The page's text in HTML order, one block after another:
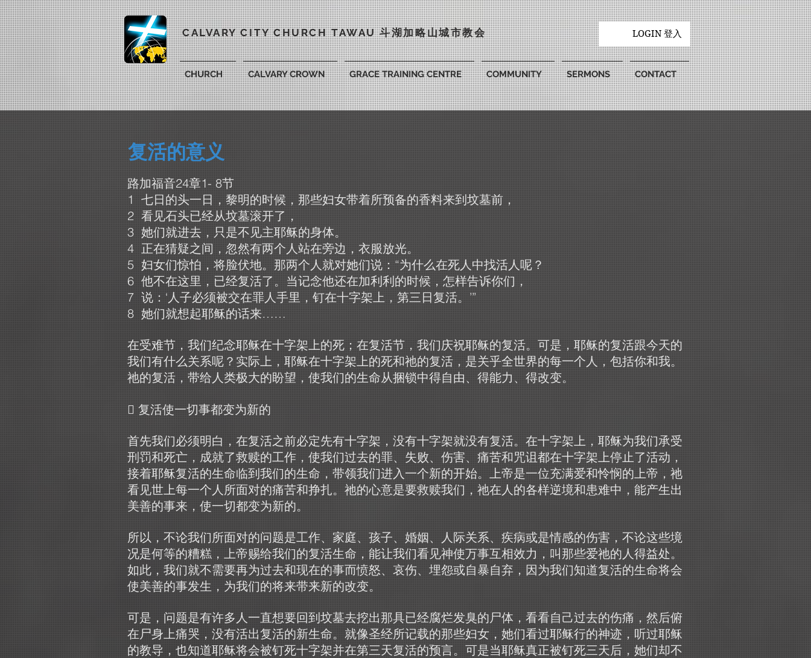
CALVARY CITY CHURCH TAWAU 斗湖加略山城市教会 LOGIN 登入
CHURCH CALVARY CROWN GRACE TRAINING CENTRE COMMUNITY SERMONS CONTACT
复活的意义
路加福音24章1- 8节
1 七日的头一日，黎明的时候，那些妇女带着所预备的香料来到坟墓前，
2 看见石头已经从坟墓滚开了，
3 她们就进去，只是不见主耶稣的身体。
4 正在猜疑之间，忽然有两个人站在旁边，衣服放光。
5 妇女们惊怕，将脸伏地。那两个人就对她们说：“为什么在死人中找活人呢？
6 他不在这里，已经复活了。当记念他还在加利利的时候，怎样告诉你们，
7 说：‘人子必须被交在罪人手里，钉在十字架上，第三日复活。’”
8 她们就想起耶稣的话来……
在受难节，我们纪念耶稣在十字架上的死；在复活节，我们庆祝耶稣的复活。可是，耶稣的复活跟今天的
我们有什么关系呢？实际上，耶稣在十字架上的死和祂的复活，是关乎全世界的每一个人，包括你和我。
祂的复活，带给人类极大的盼望，使我们的生命从捆锁中得自由、得能力、得改变。
 复活使一切事都变为新的
首先我们必须明白，在复活之前必定先有十字架，没有十字架就没有复活。在十字架上，耶稣为我们承受
刑罚和死亡，成就了救赎的工作，使我们过去的罪、失败、伤害、痛苦和咒诅都在十字架上停止了活动，
接着耶稣复活的生命临到我们的生命，带领我们进入一个新的开始。上帝是一位充满爱和怜悯的上帝，祂
看见世上每一个人所面对的痛苦和挣扎。祂的心意是要救赎我们，祂在人的各样逆境和患难中，能产生出
美善的事来，使一切都变为新的。
所以，不论我们所面对的问题是工作、家庭、孩子、婚姻、人际关系、疾病或是情感的伤害，不论这些境
况是何等的糟糕，上帝赐给我们的复活生命，能让我们看见神使万事互相效力，叫那些爱祂的人得益处。
如此，我们就不需要再为过去和现在的事而愤怒、哀伤、埋怨或自暴自弃，因为我们知道复活的生命将会
使美善的事发生，为我们的将来带来新的改变。
可是，问题是有许多人一直想要回到坟墓去挖出那具已经腐烂发臭的尸体，看看自己过去的伤痛，然后俯
在尸身上痛哭，没有活出复活的新生命。就像圣经所记载的那些妇女，她们看过耶稣行的神迹，听过耶稣
的教导，也知道耶稣将会被钉死十字架并在第三天复活的预言。可是当耶稣真正被钉死三天后，她们却不